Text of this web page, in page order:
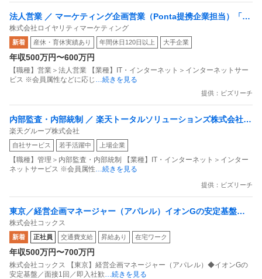
法人営業 ／ マーケティング企画営業（Ponta提携企業担当）「国
内最大級の共通ポイントサービスを展開／無駄のない消費社会を
目指すデータマーケティングカンパニー」
株式会社ロイヤリティマーケティング
新着 産休・育休実績あり 年間休日120日以上 大手企業
年収500万円〜600万円
【職種】営業＞法人営業 【業種】IT・インターネット＞インターネットサー
ビス ※会員属性などに応じ …続きを見る
提供：ビズリーチ
内部監査・内部統制 ／ 楽天トータルソリューションズ株式会社
戦略事業コンプライアンス支援部 業務統制支援課：ショップコン
プライアンス推進担当（SBCSD）
楽天グループ株式会社
自社サービス 若手活躍中 上場企業
【職種】管理＞内部監査・内部統制 【業種】IT・インターネット＞インター
ネットサービス ※会員属性…続きを見る
提供：ビズリーチ
東京／経営企画マネージャー（アパレル）イオンGの安定基盤／
面接1回／即入社歓迎
株式会社コックス
新着 正社員 交通費支給 昇給あり 在宅ワーク
年収500万円〜700万円
株式会社コックス 【東京】経営企画マネージャー（アパレル）◆イオンGの
安定基盤／面接1回／即入社歓…続きを見る